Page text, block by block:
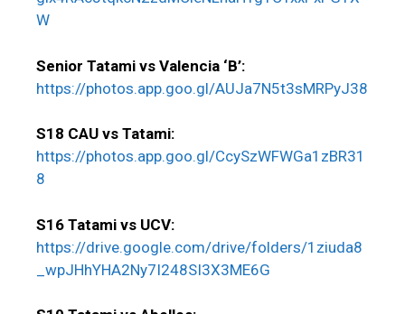
W
Senior Tatami vs Valencia ‘B’:
https://photos.app.goo.gl/AUJa7N5t3sMRPyJ38
S18 CAU vs Tatami:
https://photos.app.goo.gl/CcySzWFWGa1zBR31
8
S16 Tatami vs UCV:
https://drive.google.com/drive/folders/1ziuda8
_wpJHhYHA2Ny7I248SI3X3ME6G